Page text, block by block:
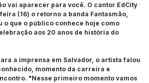
vai aparecer para você. O cantor EdCity
(16) o retorno a banda Fantasmão,
o que o público conhece hoje como
aos 20 anos de história do
a imprensa em Salvador, o artista falou
momento da carreira e
"Nesse primeiro momento vamos